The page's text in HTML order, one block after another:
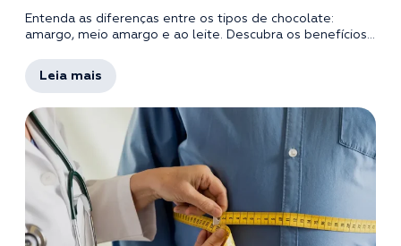
Entenda as diferenças entre os tipos de chocolate:
amargo, meio amargo e ao leite. Descubra os benefícios...
Leia mais